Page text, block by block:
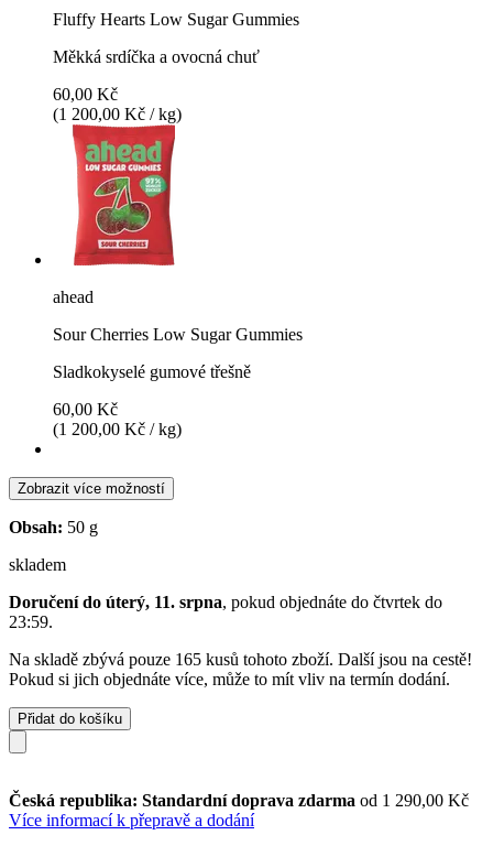
Fluffy Hearts Low Sugar Gummies
Měkká srdíčka a ovocná chuť
60,00 Kč
(1 200,00 Kč / kg)
ahead
Sour Cherries Low Sugar Gummies
Sladkokyselé gumové třešně
60,00 Kč
(1 200,00 Kč / kg)
Zobrazit více možností
Obsah: 50 g
skladem
Doručení do úterý, 11. srpna, pokud objednáte do čtvrtek do
23:59.
Na skladě zbývá pouze 165 kusů tohoto zboží. Další jsou na cestě!
Pokud si jich objednáte více, může to mít vliv na termín dodání.
Přidat do košíku
Česká republika: Standardní doprava zdarma od 1 290,00 Kč
Více informací k přepravě a dodání